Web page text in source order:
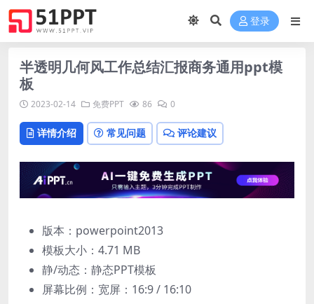
登录
半透明几何风工作总结汇报商务通用ppt模
板
2023-02-14 免费PPT 86 0
详情介绍 常见问题 评论建议
版本：powerpoint2013
模板大小： 4.71 MB
静/动态：静态PPT模板
屏幕比例：宽屏：16:9 / 16:10